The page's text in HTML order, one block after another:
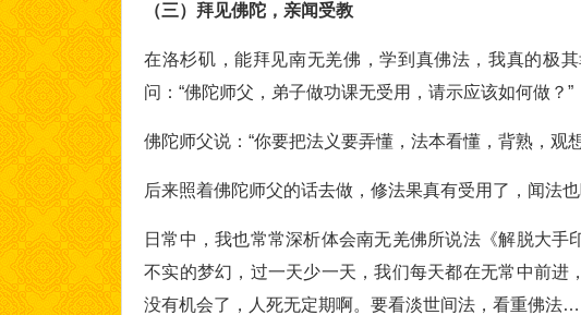
（三）拜见佛陀，亲闻受教
在洛杉矶，能拜见南无羌佛，学到真佛法，我真的极
问：“佛陀师父，弟子做功课无受用，请示应该如何做？”
佛陀师父说：“你要把法义要弄懂，法本看懂，背熟，观
后来照着佛陀师父的话去做，修法果真有受用了，闻法也
日常中，我也常常深析体会南无羌佛所说法《解脱大
不实的梦幻，过一天少一天，我们每天都在无常中前
没有机会了，人死无定期啊。要看淡世间法，看重佛法